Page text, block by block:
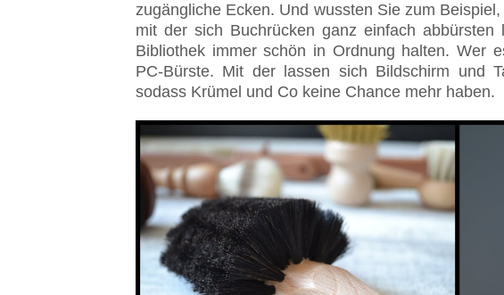
zugängliche Ecken. Und wussten Sie zum
mit der sich Buchrücken ganz einfach
Bibliothek immer schön in Ordnung halten. Wer
PC-Bürste. Mit der lassen sich Bildschirm und
sodass Krümel und Co keine Chance mehr haben.